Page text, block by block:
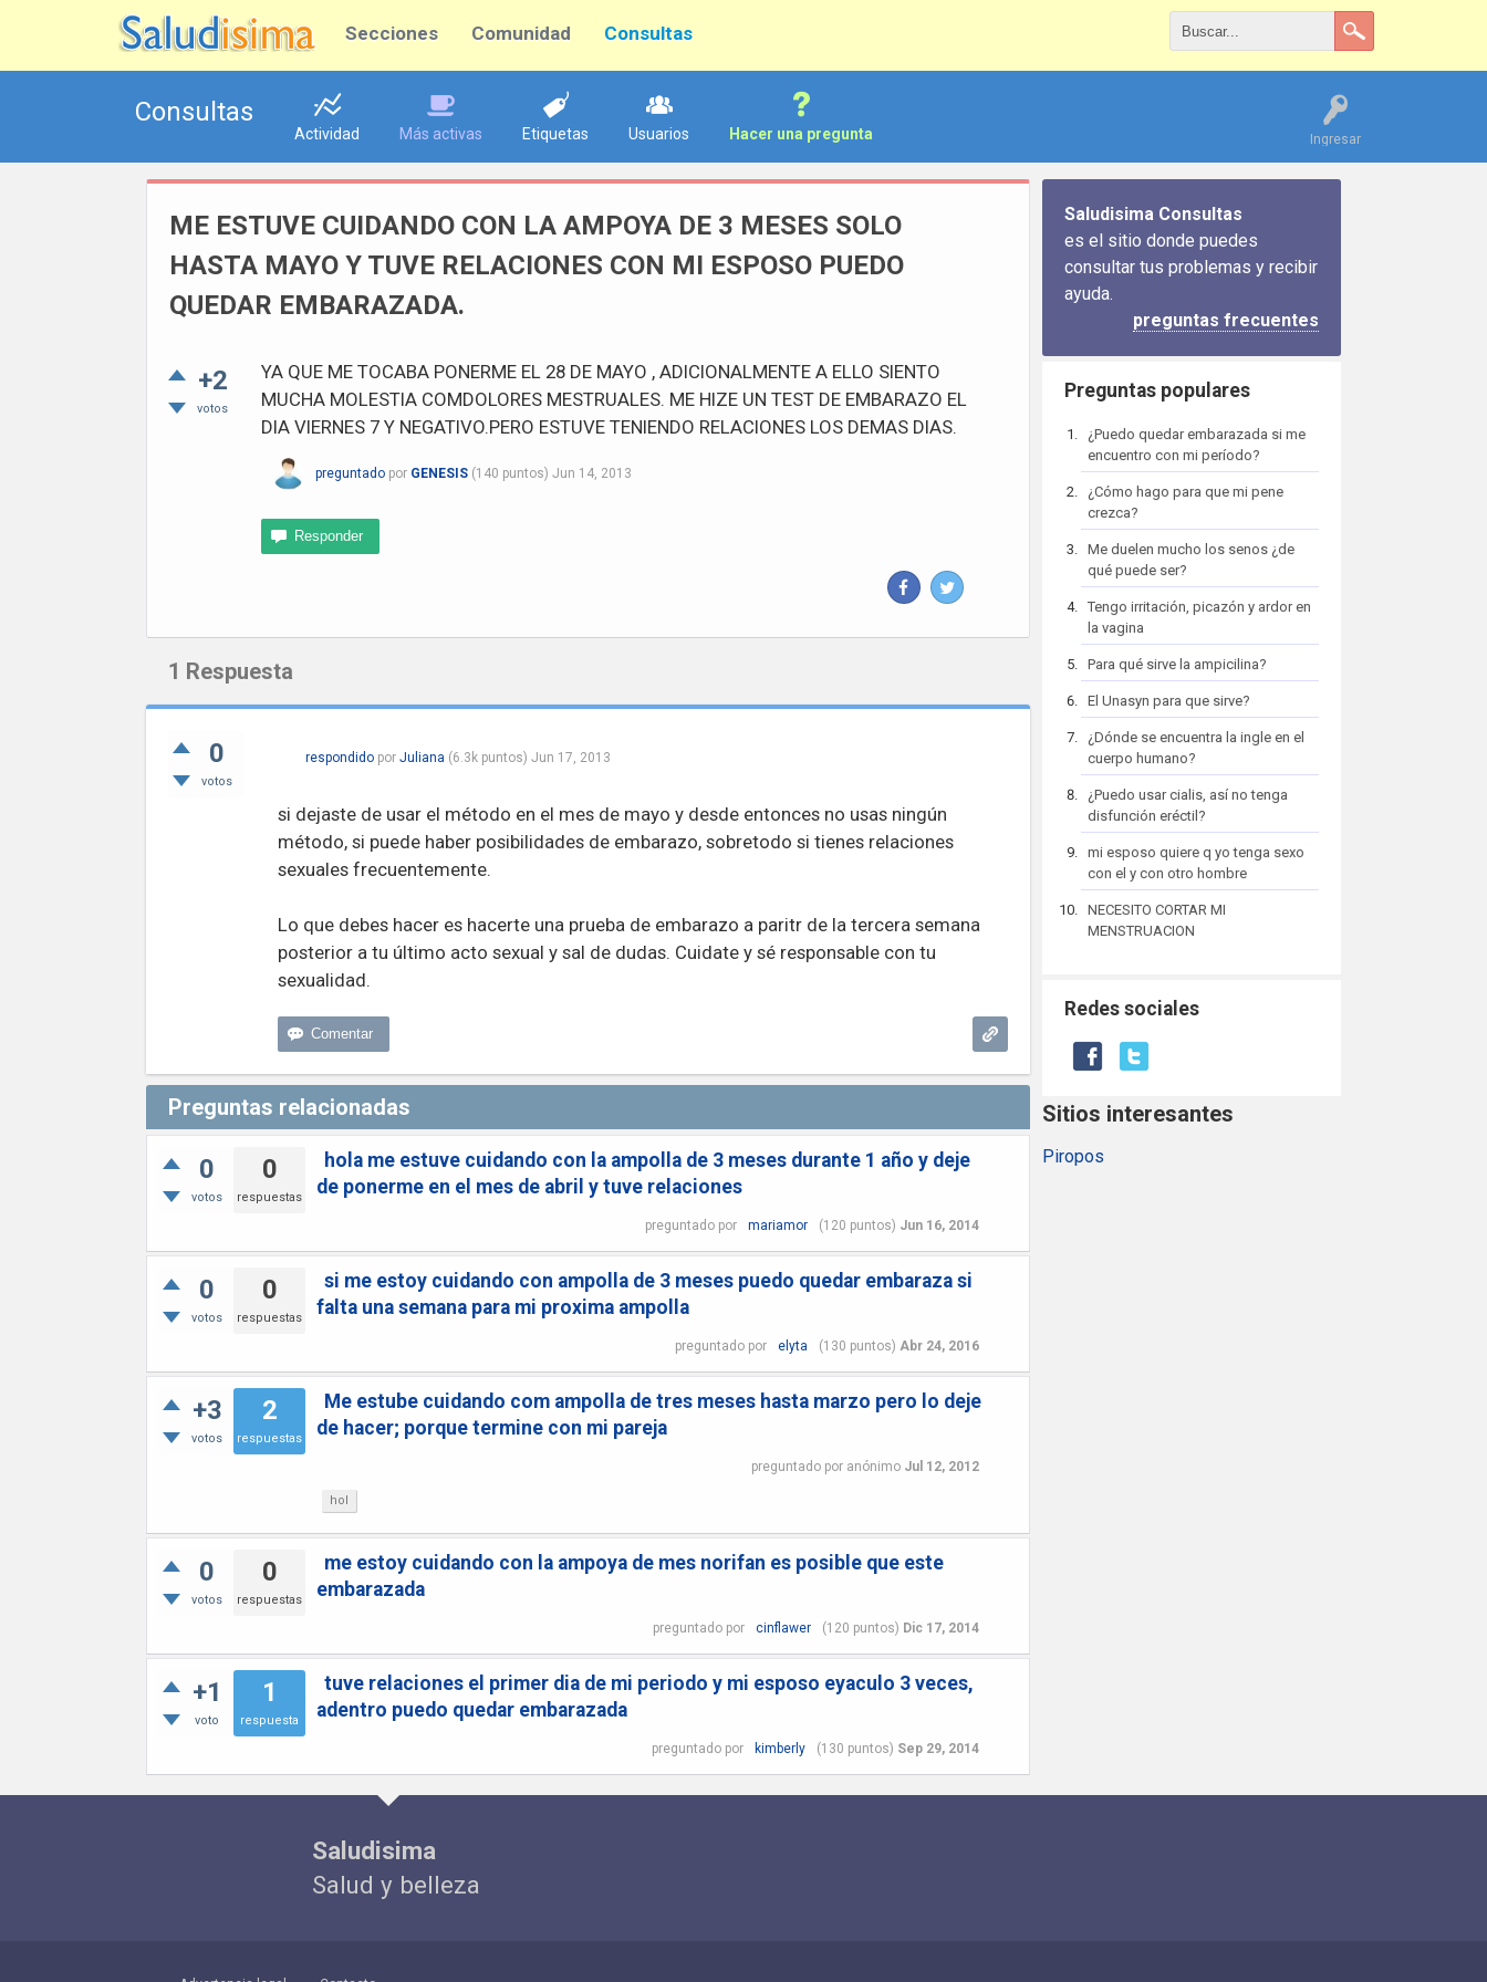
Secciones Comunidad Consultas
Ingresar
Consultas
Actividad Más activas Etiquetas Usuarios Hacer una pregunta
ME ESTUVE CUIDANDO CON LA AMPOYA DE 3 MESES SOLO
HASTA MAYO Y TUVE RELACIONES CON MI ESPOSO PUEDO
QUEDAR EMBARAZADA.
+2
votos
YA QUE ME TOCABA PONERME EL 28 DE MAYO , ADICIONALMENTE A ELLO SIENTO
MUCHA MOLESTIA COMDOLORES MESTRUALES. ME HIZE UN TEST DE EMBARAZO EL
DIA VIERNES 7 Y NEGATIVO.PERO ESTUVE TENIENDO RELACIONES LOS DEMAS DIAS.
preguntado por GENESIS (140 puntos) Jun 14, 2013
1 Respuesta
0
votos
respondido por Juliana (6.3kpuntos) Jun 17, 2013
si dejaste de usar el método en el mes de mayo y desde entonces no usas ningún
método, si puede haber posibilidades de embarazo, sobretodo si tienes relaciones
sexuales frecuentemente.
Lo que debes hacer es hacerte una prueba de embarazo a paritr de la tercera semana
posterior a tu último acto sexual y sal de dudas. Cuidate y sé responsable con tu
sexualidad.
Preguntas relacionadas
0
votos
0
respuestas
hola me estuve cuidando con la ampolla de 3 meses durante 1 año y deje
de ponerme en el mes de abril y tuve relaciones
preguntado por mariamor (120 puntos) Jun 16, 2014
0
votos
0
respuestas
si me estoy cuidando con ampolla de 3 meses puedo quedar embaraza si
falta una semana para mi proxima ampolla
preguntado por elyta (130 puntos) Abr 24, 2016
+3
votos
2
respuestas
Me estube cuidando com ampolla de tres meses hasta marzo pero lo deje
de hacer; porque termine con mi pareja
preguntado por anónimo Jul 12, 2012
hol
0
votos
0
respuestas
me estoy cuidando con la ampoya de mes norifan es posible que este
embarazada
preguntado por cinflawer (120 puntos) Dic 17, 2014
+1
voto
1
respuesta
tuve relaciones el primer dia de mi periodo y mi esposo eyaculo 3 veces,
adentro puedo quedar embarazada
preguntado por kimberly (130 puntos) Sep 29, 2014
Saludisima Consultas
es el sitio donde puedes
consultar tus problemas y recibir
ayuda.
preguntas frecuentes
Preguntas populares
¿Puedo quedar embarazada si me
encuentro con mi período?
¿Cómo hago para que mi pene
crezca?
Me duelen mucho los senos ¿de
qué puede ser?
Tengo irritación, picazón y ardor en
la vagina
Para qué sirve la ampicilina?
El Unasyn para que sirve?
¿Dónde se encuentra la ingle en el
cuerpo humano?
¿Puedo usar cialis, así no tenga
disfunción eréctil?
mi esposo quiere q yo tenga sexo
con el y con otro hombre
NECESITO CORTAR MI
MENSTRUACION
Redes sociales
Sitios interesantes
Piropos
Saludisima
Salud y belleza